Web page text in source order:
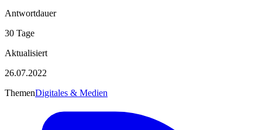
Antwortdauer
30 Tage
Aktualisiert
26.07.2022
ThemenDigitales & Medien